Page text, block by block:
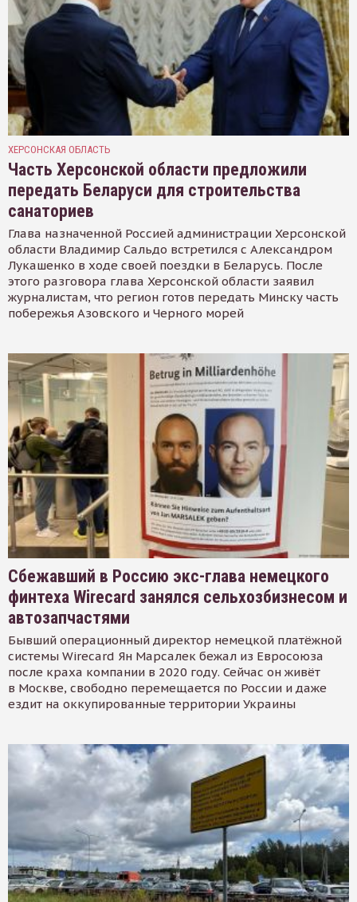
ХЕРСОНСКАЯ ОБЛАСТЬ
Часть Херсонской области предложили
передать Беларуси для строительства
санаториев
Глава назначенной Россией администрации Херсонской
области Владимир Сальдо встретился с Александром
Лукашенко в ходе своей поездки в Беларусь. После
этого разговора глава Херсонской области заявил
журналистам, что регион готов передать Минску часть
побережья Азовского и Черного морей
Сбежавший в Россию экс-глава немецкого
финтеха Wirecard занялся сельхозбизнесом и
автозапчастями
Бывший операционный директор немецкой платёжной
системы Wirecard Ян Марсалек бежал из Евросоюза
после краха компании в 2020 году. Сейчас он живёт
в Москве, свободно перемещается по России и даже
ездит на оккупированные территории Украины